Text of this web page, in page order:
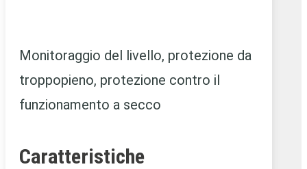
Monitoraggio del livello, protezione da
troppopieno, protezione contro il
funzionamento a secco
Caratteristiche